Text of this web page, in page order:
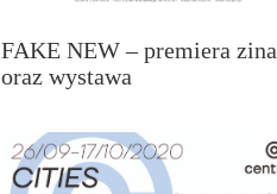
FAKE NEW – premiera zina
oraz wystawa